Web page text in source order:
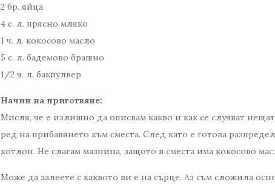
2 бр. яйца
4 с. л. прясно мляко
1 ч. л. кокосово масло
5 с. л. бадемово брашно
1/2 ч. л. бакпулвер
Начин на приготвяне:
Мисля, че е излишно да описвам какво и как се случват
ред на прибавянето към сместа. След като е готова
котлон. Не слагам мазнина, защото в сместа има кокосово
Може да залеете с каквото ви е на сърце. Аз съм сложила